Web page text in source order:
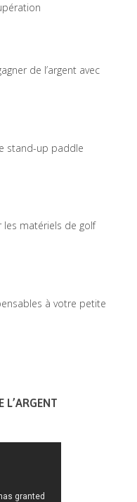
de l’argent avec
stand-up paddle
les matériels de golf
à votre petite
L’ARGENT